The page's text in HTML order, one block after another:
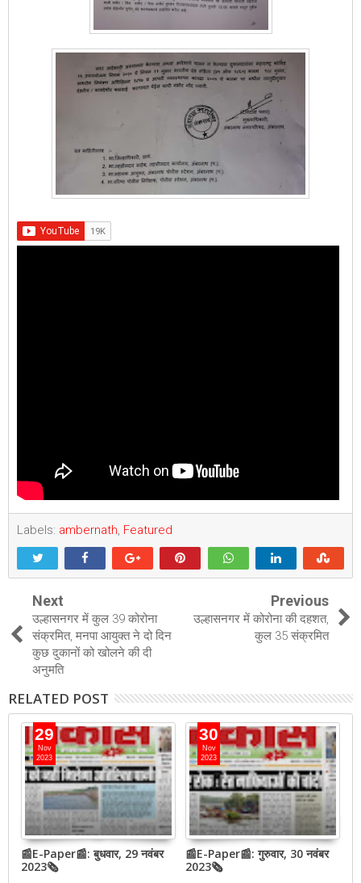
Labels: ambernath, Featured
Next
उल्हासनगर में कुल 39 कोरोना
संक्रमित, मनपा आयुक्त ने दो दिन
कुछ दुकानों को खोलने की दी
अनुमति
Previous
उल्हासनगर में कोरोना की दहशत,
कुल 35 संक्रमित
RELATED POST
29
Nov
2023
📰E-Paper📰: बुधवार, 29 नवंबर
2023🗞
30
Nov
2023
📰E-Paper📰: गुरुवार, 30 नवंबर
2023🗞